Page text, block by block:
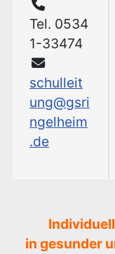
Tel. 0534
1-33474
schulleit
ung@gsri
ngelheim
.de
in gesunder